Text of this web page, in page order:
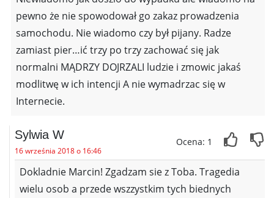
pewno że nie spowodował go zakaz prowadzenia
samochodu. Nie wiadomo czy był pijany. Radze
zamiast pier…ić trzy po trzy zachować się jak
normalni MĄDRZY DOJRZALI ludzie i zmowic jakaś
modlitwę w ich intencji A nie wymadrzac się w
Internecie.
Sylwia W
16 września 2018 o 16:46
Ocena: 1
Dokladnie Marcin! Zgadzam sie z Toba. Tragedia
wielu osob a przede wszzystkim tych biednych